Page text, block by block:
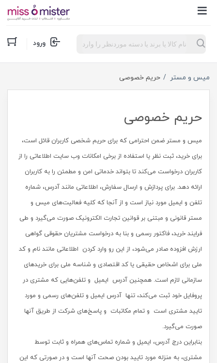
Products
search ورود
میس و مستر حریم خصوصی
حریم خصوصی
میس و مستر ضمن احترامی که برای حریم شخصی کاربران قائل است،
برای خرید، ثبت نظر یا استفاده از برخی امکانات وب سایت اطلاعاتی را از
کاربران درخواست می‌کند تا بتواند خدماتی امن و مطمئن را به کاربران
ارائه دهد. برای پردازش و ارسال سفارش، اطلاعاتی مانند آدرس، شماره
تلفن و ایمیل مورد نیاز است و از آنجا که کلیه فعالیت‌های میس و
مستر قانونی و مبتنی بر قوانین تجارت الکترونیک صورت می‌گیرد و طی
فرایند خرید، فاکتور رسمی و بنا به درخواست مشتریان حقوقی گواهی
ارزش افزوده صادر می‌شود، از این رو وارد کردن اطلاعاتی مانند نام و کد
ملی برای اشخاص حقیقی یا کد اقتصادی و شناسه ملی برای خریدهای
سازمانی لازم است. همچنین آدرس ایمیل و تلفن‌هایی که مشتری در
پروفایل خود ثبت می‌کند، تنها آدرس ایمیل و تلفن‌های رسمی و مورد
تایید مشتری است و تمام مکاتبات و پاسخ‌های شرکت از طریق آنها
صورت می‌گیرد.
بنابراین درج آدرس، ایمیل و شماره تماس‌های همراه و ثابت توسط
مشتری، به منزله مورد تایید بودن صحت آنها است و در صورتی که این